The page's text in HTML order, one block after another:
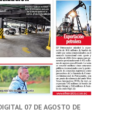
07 DE AGOSTO DE